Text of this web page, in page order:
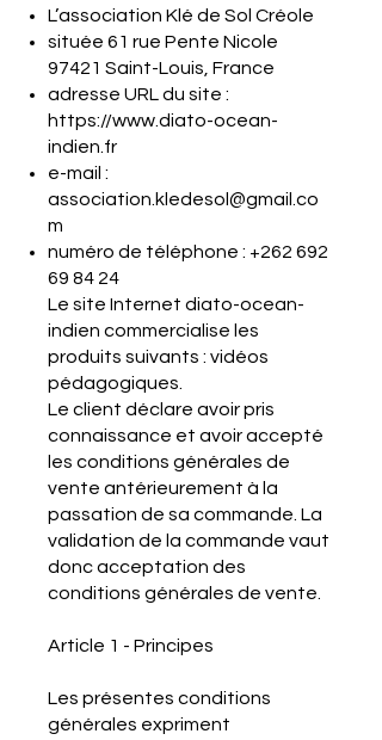
L’association Klé de Sol Créole
située 61 rue Pente Nicole
97421 Saint-Louis, France
adresse URL du site :
https://www.diato-ocean-
indien.fr
e-mail :
association.kledesol@gmail.co
m
numéro de téléphone : +262 692
69 84 24
Le site Internet diato-ocean-
indien commercialise les
produits suivants : vidéos
pédagogiques.
Le client déclare avoir pris
connaissance et avoir accepté
les conditions générales de
vente antérieurement à la
passation de sa commande. La
validation de la commande vaut
donc acceptation des
conditions générales de vente.
Article 1 - Principes
Les présentes conditions
générales expriment